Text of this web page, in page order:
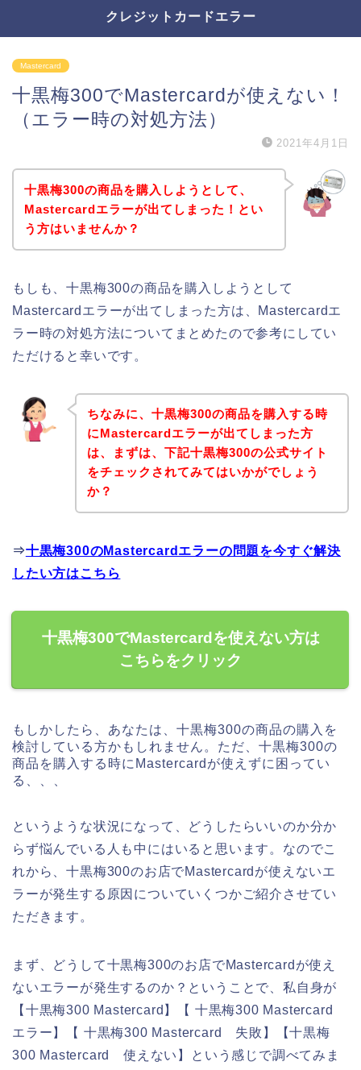
クレジットカードエラー
Mastercard
十黒梅300でMastercardが使えない！
（エラー時の対処方法）
2021年4月1日
十黒梅300の商品を購入しようとして、
Mastercardエラーが出てしまった！とい
う方はいませんか？
もしも、十黒梅300の商品を購入しようとして
Mastercardエラーが出てしまった方は、Mastercardエ
ラー時の対処方法についてまとめたので参考にしてい
ただけると幸いです。
ちなみに、十黒梅300の商品を購入する時
にMastercardエラーが出てしまった方
は、まずは、下記十黒梅300の公式サイト
をチェックされてみてはいかがでしょう
か？
⇒十黒梅300のMastercardエラーの問題を今すぐ解決
したい方はこちら
十黒梅300でMastercardを使えない方は
こちらをクリック
もしかしたら、あなたは、十黒梅300の商品の購入を
検討している方かもしれません。ただ、十黒梅300の
商品を購入する時にMastercardが使えずに困ってい
る、、、
というような状況になって、どうしたらいいのか分か
らず悩んでいる人も中にはいると思います。なのでこ
れから、十黒梅300のお店でMastercardが使えないエ
ラーが発生する原因についていくつかご紹介させてい
ただきます。
まず、どうして十黒梅300のお店でMastercardが使え
ないエラーが発生するのか？ということで、私自身が
【十黒梅300 Mastercard】【 十黒梅300 Mastercard
エラー】【 十黒梅300 Mastercard 失敗】【十黒梅
300 Mastercard 使えない】という感じで調べてみま